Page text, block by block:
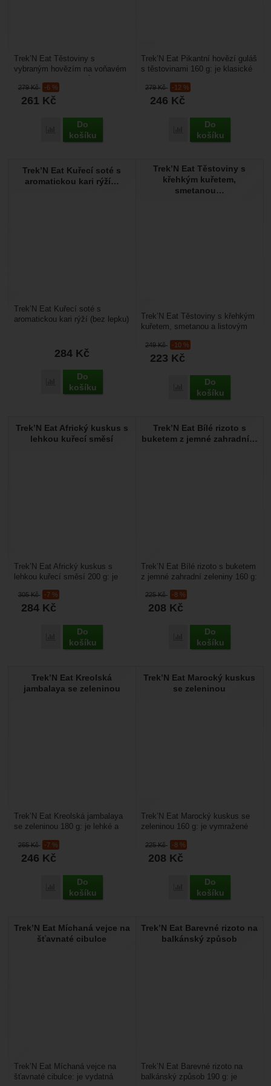
279Kč -6 %
261 Kč
Přidat 'Trek’N Eat Těstoviny s vybraným hovězím' k
Do
košíku
Trek’N Eat Těstoviny s
vybraným hovězím na voňavém
je klasické pro milovníka...
279Kč -12 %
246 Kč
Přidat 'Trek’N Eat
Do
košíku
Trek’N Eat Pikantní hovězí guláš
s těstovinami 160 g: je klasické
to...
Trek’N Eat Kuřecí soté s
aromatickou kari rýží…
284 Kč
Přidat 'Trek’N Eat Kuřecí soté s aromatickou kari rýží (bez
Do
košíku
Trek’N Eat Kuřecí soté s
aromatickou kari rýží (bez lepku)
Trek’N Eat Těstoviny s
křehkým kuřetem,
smetanou…
249Kč -10 %
223 Kč
Přidat 'Trek’N Eat
Do
košíku
Trek’N Eat Těstoviny s křehkým
kuřetem, smetanou a listovým
sbalitelné expediční...
Trek’N Eat Africký kuskus s
lehkou kuřecí směsí
305Kč -7 %
284 Kč
Přidat 'Trek’N Eat Africký kuskus s lehkou kuřecí směsí' k
Do
košíku
Trek’N Eat Africký kuskus s
lehkou kuřecí směsí 200 g: je
pro cesty,...
Trek’N Eat Bílé rizoto s
buketem z jemné zahradní…
225Kč -8 %
208 Kč
Přidat 'Trek’N Eat Bílé
Do
košíku
Trek’N Eat Bílé rizoto s buketem
z jemné zahradní zeleniny 160 g:
jídlo...
Trek’N Eat Kreolská
jambalaya se zeleninou
265Kč -7 %
246 Kč
Přidat 'Trek’N Eat Kreolská jambalaya se zeleninou' k
Do
košíku
Trek’N Eat Kreolská jambalaya
se zeleninou 180 g: je lehké a
cesty, kde...
Trek’N Eat Marocký kuskus
se zeleninou
225Kč -8 %
208 Kč
Přidat 'Trek’N Eat
Do
košíku
Trek’N Eat Marocký kuskus se
zeleninou 160 g: je vymražené
vhodné na cestování...
Trek’N Eat Míchaná vejce na
šťavnaté cibulce
Trek’N Eat Míchaná vejce na
šťavnaté cibulce: je vydatná
Trek’N Eat Barevné rizoto na
balkánský způsob
Trek’N Eat Barevné rizoto na
balkánský způsob 190 g: je